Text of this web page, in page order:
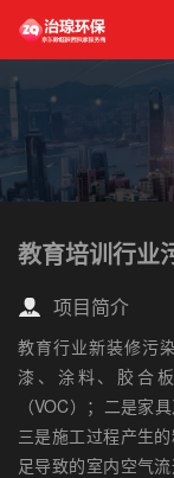
教育培训行业
项目简介
教育行业新装修污
漆、涂料、胶合
（VOC）；二是家
三是施工过程产生
足导致的室内空气